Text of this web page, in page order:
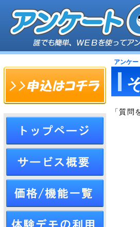
アンケー
「質問